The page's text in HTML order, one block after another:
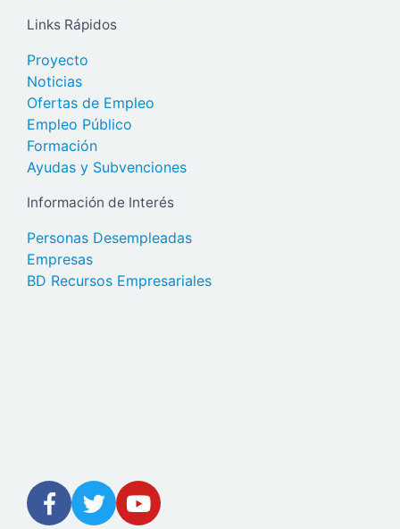
Links Rápidos
Proyecto
Noticias
Ofertas de Empleo
Empleo Público
Formación
Ayudas y Subvenciones
Información de Interés
Personas Desempleadas
Empresas
BD Recursos Empresariales